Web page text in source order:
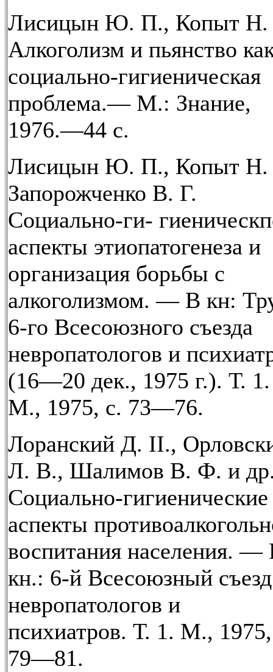
Лисицын Ю. П., Копыт
Алкоголизм и пьянство
социально-гигиеническая
проблема.— М.: Знание,
1976.—44 с.
Лисицын Ю. П., Копыт
Запорожченко В. Г.
Социально-ги-
аспекты этиопатогенеза и
организация борьбы с
алкоголизмом. — В кн:
6-го Всесоюзного съезда
невропатологов и
(16—20 дек., 1975 г.). Т. 1.
М., 1975, с. 73—76.
Лоранский Д. II.,
Л. В., Шалимов В. Ф. и
Социально-гигиенические
аспекты
воспитания населения. —
кн.: 6-й Всесоюзный съезд
невропатологов и
психиатров. Т. 1. М.,
79—81.